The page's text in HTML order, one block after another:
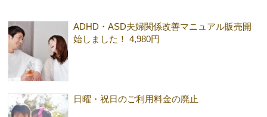
ADHD・ASD夫婦関係改善マニュアル販売開
始しました！ 4,980円
日曜・祝日のご利用料金の廃止